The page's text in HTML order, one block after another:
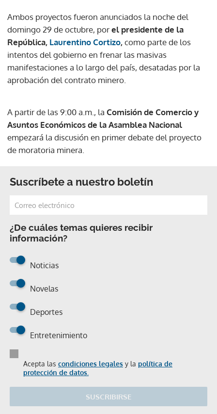
Ambos proyectos fueron anunciados la noche del
domingo 29 de octubre, porel presidente de la
República, Laurentino Cortizo,como parte de los
intentos del gobierno en frenar las masivas
manifestaciones a lo largo del país, desatadas por la
aprobación del contrato minero.
A partir de las 9:00 a.m., la Comisión de Comercio y
Asuntos Económicos de la Asamblea Nacional
empezará la discusión en primer debate del proyecto
de moratoria minera.
Suscríbete a nuestro boletín
¿De cuáles temas quieres recibir
información?
Noticias
Novelas
Deportes
Entretenimiento
Acepta las condiciones legales y la política de
protección de datos.
SUSCRIBIRSE